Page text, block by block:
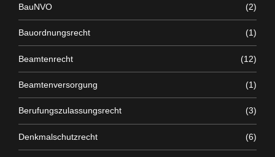
BauNVO (2)
Bauordnungsrecht (1)
Beamtenrecht (12)
Beamtenversorgung (1)
Berufungszulassungsrecht (3)
Denkmalschutzrecht (6)